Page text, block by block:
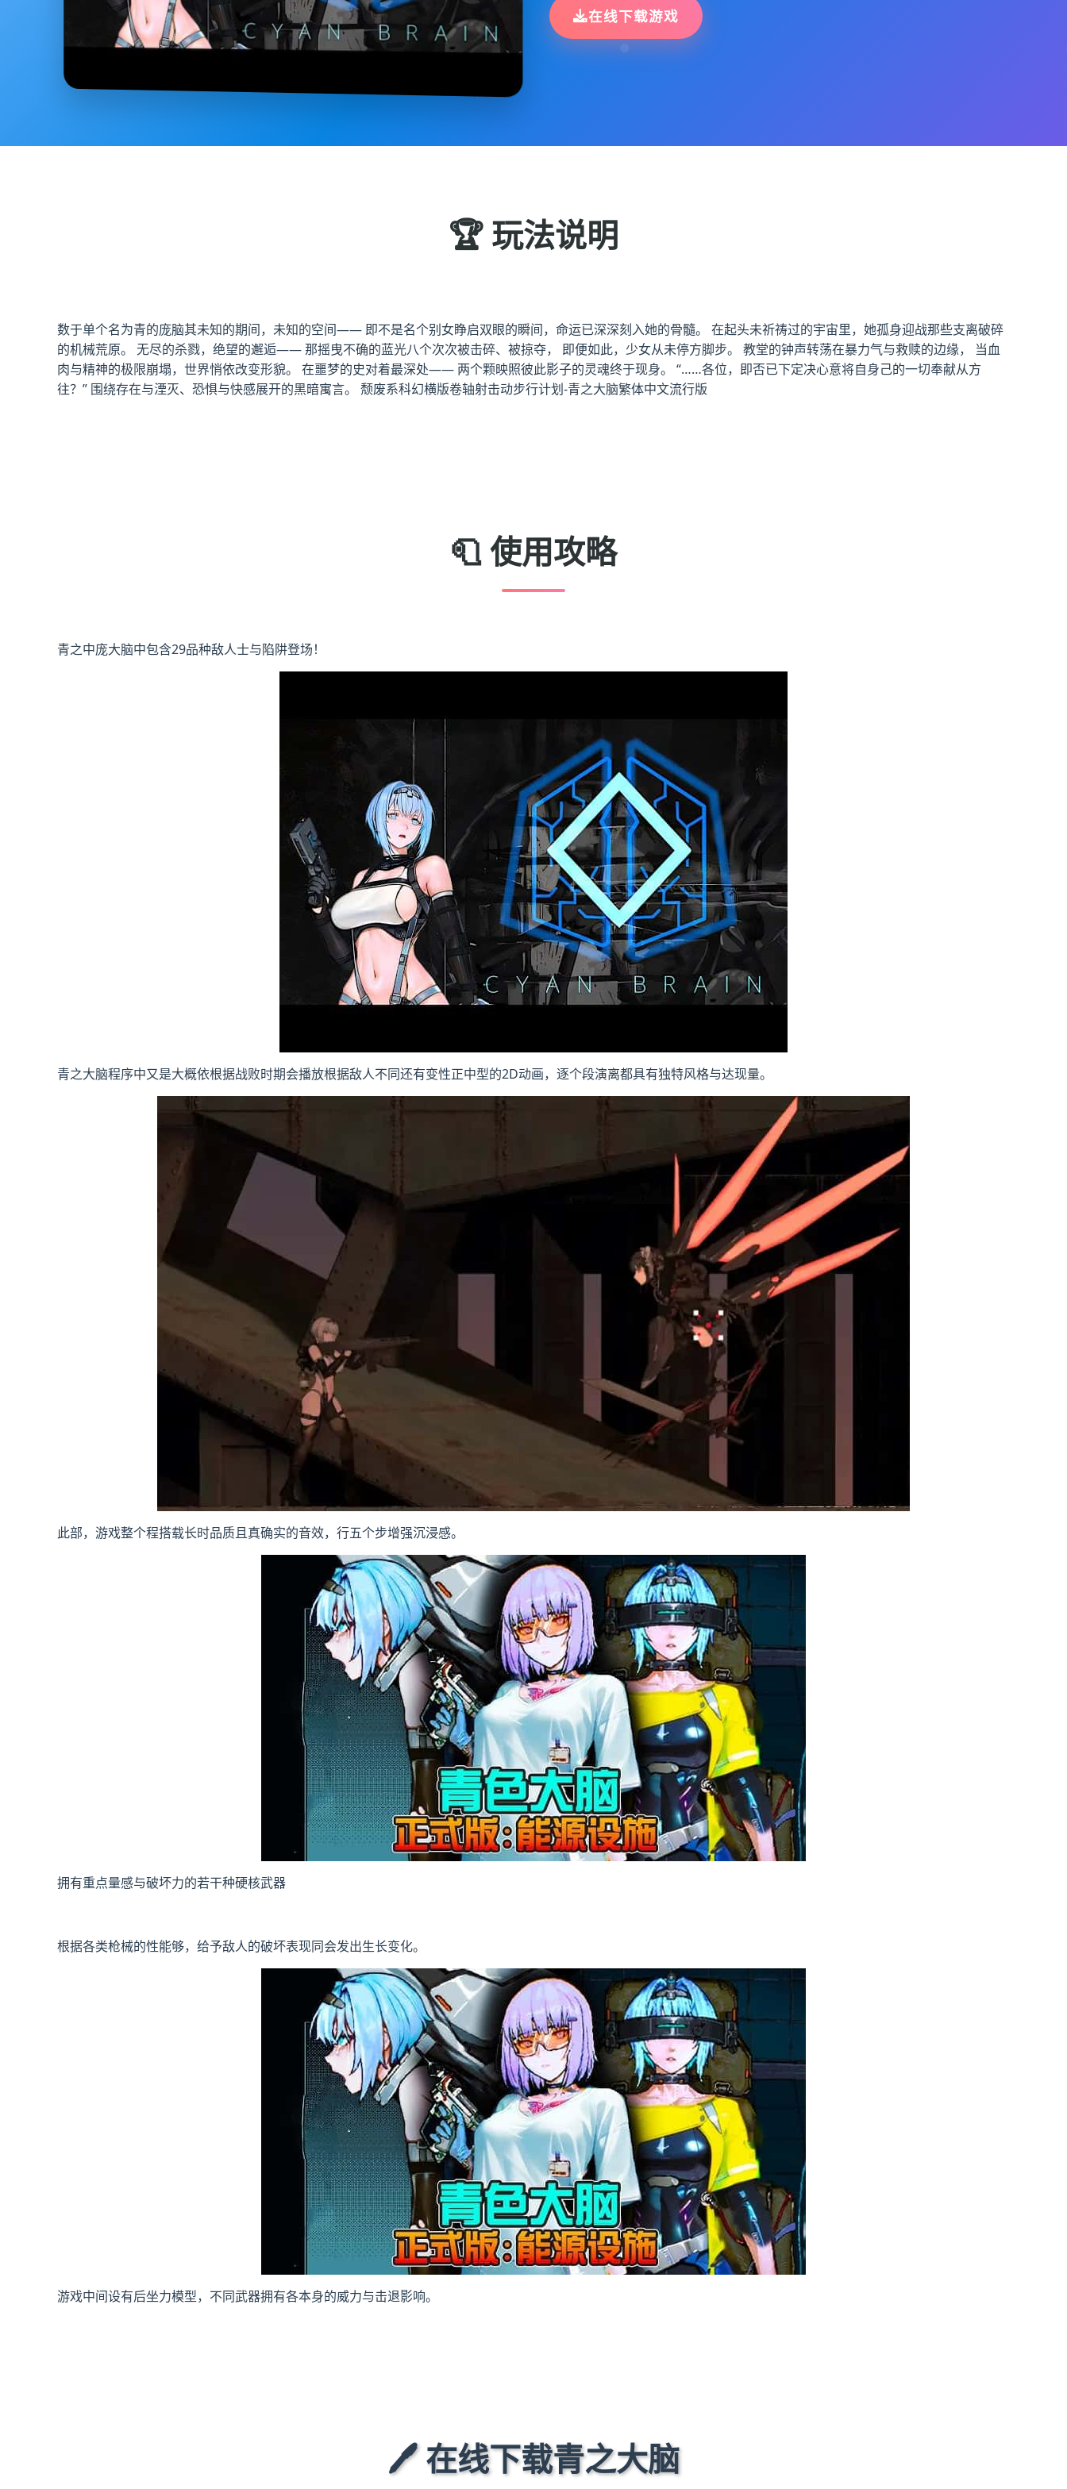
在线下载游戏
🏆 玩法说明
数于单个名为青的庞脑其未知的期间，未知的空间—— 即不是名个别女睁启双眼的瞬间，命运已深深刻入她的骨髓。 在起头未祈祷过的宇宙里，她孤身迎战那些支离破碎
的机械荒原。 无尽的杀戮，绝望的邂逅—— 那摇曳不确的蓝光八个次次被击碎、被掠夺， 即便如此，少女从未停方脚步。 教堂的钟声转荡在暴力气与救赎的边缘， 当血
肉与精神的极限崩塌，世界悄依改变形貌。 在噩梦的史对着最深处—— 两个颗映照彼此影子的灵魂终于现身。 “……各位，即否已下定决心意将自身己的一切奉献从方
往？” 围绕存在与湮灭、恐惧与快感展开的黑暗寓言。 颓废系科幻横版卷轴射击动步行计划-青之大脑繁体中文流行版
🧻 使用攻略
青之中庞大脑中包含29品种敌人士与陷阱登场！
青之大脑程序中又是大概依根据战败时期会播放根据敌人不同还有变性正中型的2D动画，逐个段演离都具有独特风格与达现量。
此部，游戏整个程搭载长时品质且真确实的音效，行五个步增强沉浸感。
拥有重点量感与破坏力的若干种硬核武器
根据各类枪械的性能够，给予敌人的破坏表现同会发出生长变化。
游戏中间设有后坐力模型，不同武器拥有各本身的威力与击退影响。
🖊️ 在线下载青之大脑